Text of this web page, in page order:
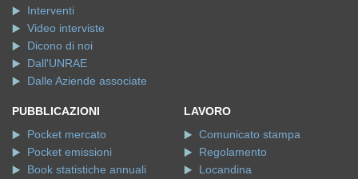
Interventi
Video interviste
Dicono di noi
Dall'UNRAE
Dalle Aziende associate
PUBBLICAZIONI
Pocket mercato
Pocket emissioni
Book statistiche annuali
LAVORO
Comunicato stampa
Regolamento
Locandina